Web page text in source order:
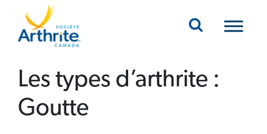
Mobile Navigation
Les types d’arthrite :
Goutte